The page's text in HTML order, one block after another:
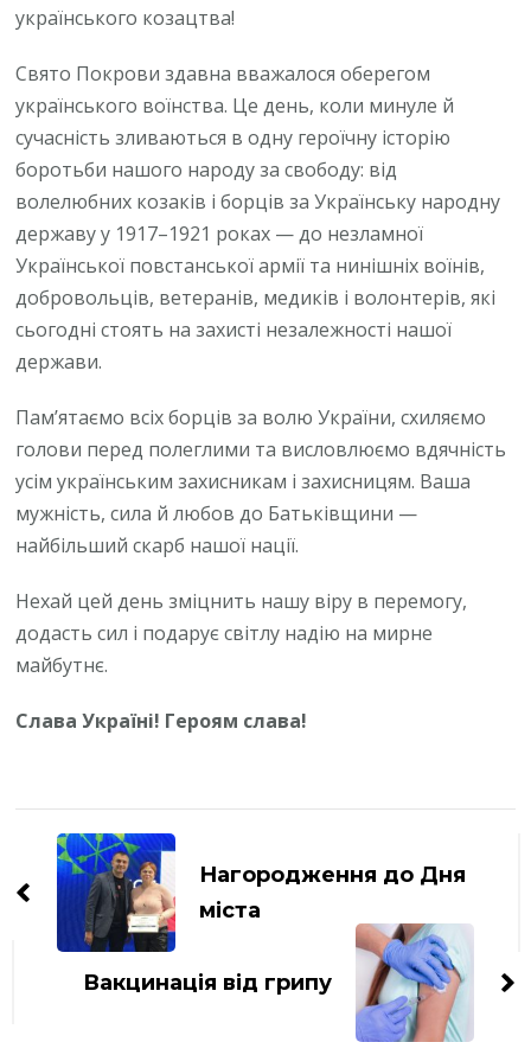
українського козацтва!
Свято Покрови здавна вважалося оберегом
українського воїнства. Це день, коли минуле й
сучасність зливаються в одну героїчну історію
боротьби нашого народу за свободу: від
волелюбних козаків і борців за Українську народну
державу у 1917–1921 роках — до незламної
Української повстанської армії та нинішніх воїнів,
добровольців, ветеранів, медиків і волонтерів, які
сьогодні стоять на захисті незалежності нашої
держави.
Пам’ятаємо всіх борців за волю України, схиляємо
голови перед полеглими та висловлюємо вдячність
усім українським захисникам і захисницям. Ваша
мужність, сила й любов до Батьківщини —
найбільший скарб нашої нації.
Нехай цей день зміцнить нашу віру в перемогу,
додасть сил і подарує світлу надію на мирне
майбутнє.
Слава Україні! Героям слава!
запису
Нагородження до Дня
міста
Вакцинація від грипу